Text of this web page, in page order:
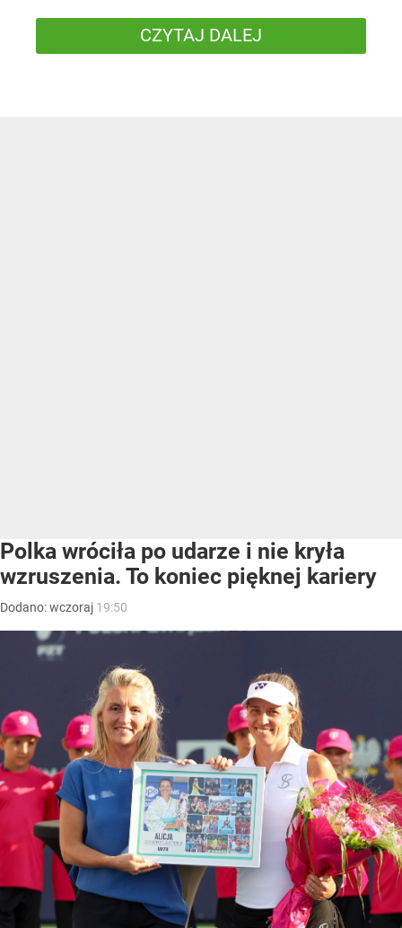
CZYTAJ DALEJ
Polka wróciła po udarze i nie kryła
wzruszenia. To koniec pięknej kariery
Dodano:wczoraj 19:50